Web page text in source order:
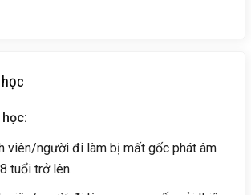
viên/người đi làm bị mất gốc phát âm
tuổi trở lên.